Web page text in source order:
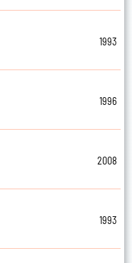
1993
1996
2008
1993